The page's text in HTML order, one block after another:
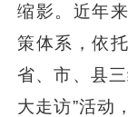
缩影。近年
策体系，依
省、市、县
大走访”活动